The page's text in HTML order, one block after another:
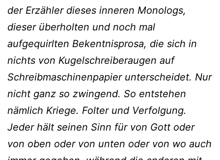
der Erzähler dieses inneren Monologs,
dieser überholten und noch mal
aufgequirlten Bekentnisprosa, die sich in
nichts von Kugelschreiberaugen auf
Schreibmaschinenpapier unterscheidet. Nur
nicht ganz so zwingend. So entstehen
nämlich Kriege. Folter und Verfolgung.
Jeder hält seinen Sinn für von Gott oder
von oben oder von unten oder von wo auch